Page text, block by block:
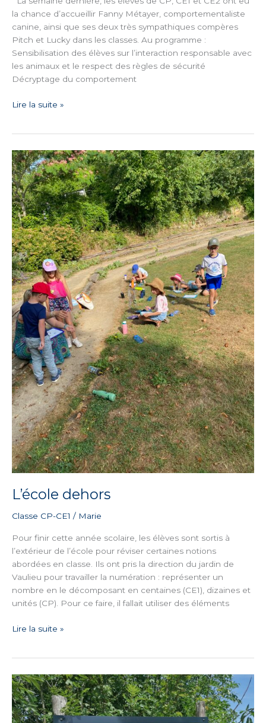
la chance d’accueillir Fanny Métayer, comportementaliste
canine, ainsi que ses deux très sympathiques compères
Pitch et Lucky dans les classes. Au programme :
Sensibilisation des élèves sur l’interaction responsable avec
les animaux et le respect des règles de sécurité
Décryptage du comportement
Lire la suite »
L’école dehors
Classe CP-CE1 / Marie
Pour finir cette année scolaire, les élèves sont sortis à
l’extérieur de l’école pour réviser certaines notions
abordées en classe. Ils ont pris la direction du jardin de
Vaulieu pour travailler la numération : représenter un
nombre en le décomposant en centaines (CE1), dizaines et
unités (CP). Pour ce faire, il fallait utiliser des éléments
L’école
dehors
Lire la suite »
Sortie
Scolaire
« La
cité